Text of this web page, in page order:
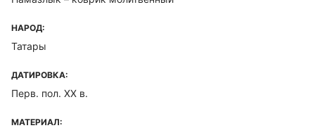
НАРОД:
Татары
ДАТИРОВКА:
Перв. пол. ХХ в.
МАТЕРИАЛ: